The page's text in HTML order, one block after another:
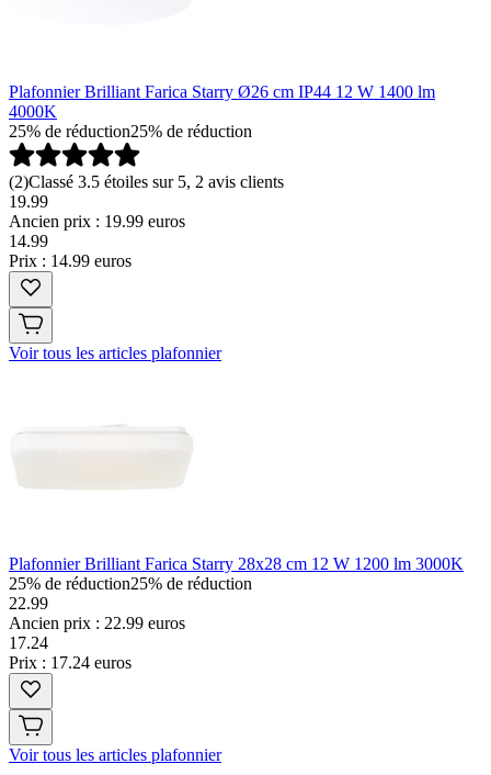
Plafonnier Brilliant Farica Starry Ø26 cm IP44 12 W 1400 lm
4000K
25% de réduction25% de réduction
(2)Classé 3.5 étoiles sur 5, 2 avis clients
19.99
Ancien prix : 19.99 euros
14.99
Prix : 14.99 euros
Voir tous les articles plafonnier
Plafonnier Brilliant Farica Starry 28x28 cm 12 W 1200 lm 3000K
25% de réduction25% de réduction
22.99
Ancien prix : 22.99 euros
17.24
Prix : 17.24 euros
Voir tous les articles plafonnier